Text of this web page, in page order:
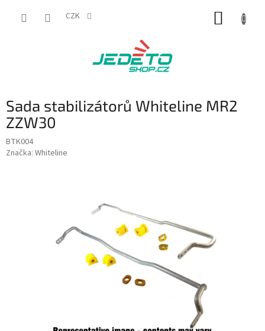
CZK
Sada stabilizátorů Whiteline MR2
ZZW30
BTK004
Značka: Whiteline